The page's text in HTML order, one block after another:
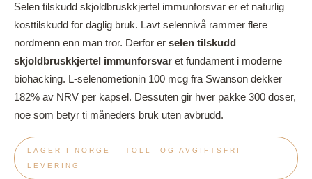
Selen tilskudd skjoldbruskkjertel immunforsvar er et naturlig
kosttilskudd for daglig bruk. Lavt selennivå rammer flere
nordmenn enn man tror. Derfor er selen tilskudd
skjoldbruskkjertel immunforsvar et fundament i moderne
biohacking. L-selenometionin 100 mcg fra Swanson dekker
182% av NRV per kapsel. Dessuten gir hver pakke 300 doser,
noe som betyr ti måneders bruk uten avbrudd.
LAGER I NORGE – TOLL- OG AVGIFTSFRI
LEVERING